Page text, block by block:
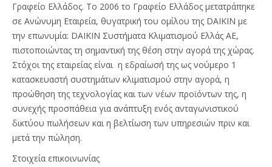
Γραφείο Ελλάδος. Το 2006 το Γραφείο Ελλάδος μετατράπηκε
σε Ανώνυμη Εταιρεία, θυγατρική του ομίλου της DAIKIN με
την επωνυμία: DAIKIN Συστήματα Κλιματισμού Ελλάς ΑΕ,
πιστοποιώντας τη σημαντική της θέση στην αγορά της χώρας.
Στόχοι της εταιρείας είναι η εδραίωσή της ως νούμερο 1
κατασκευαστή συστημάτων κλιματισμού στην αγορά, η
προώθηση της τεχνολογίας και των νέων προϊόντων της, η
συνεχής προσπάθεια για ανάπτυξη ενός ανταγωνιστικού
δικτύου πωλήσεων και η βελτίωση των υπηρεσιών πριν και
μετά την πώληση.
Στοιχεία επικοινωνίας